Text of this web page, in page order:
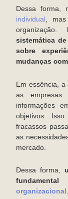
Dessa forma,
individual,
organização.
sistemática
sobre
mudanças
Em essência,
as empresas
informações
objetivos.
fracassos
as
mercado.
Dessa forma,
organizacional